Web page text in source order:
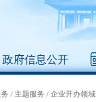
政府信息公开
/ 主题服务 / 企业开办领域